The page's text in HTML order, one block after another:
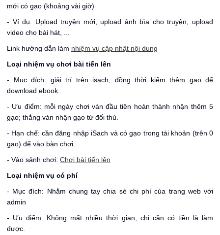
mới có gạo (khoảng vài giờ)
- Ví dụ: Upload truyện mới, upload ảnh bìa cho truyện, upload
video cho bài hát, ...
Link hướng dẫn làm nhiệm vụ cập nhật nội dung
Loại nhiệm vụ chơi bài tiến lên
- Mục đích: giải trí trên isach, đồng thời kiếm thêm gạo để
download ebook.
- Ưu điểm: mỗi ngày chơi ván đầu tiên hoàn thành nhận thêm 5
gạo; thắng ván nhận gạo từ đối thủ.
- Hạn chế: cần đăng nhập iSach và có gạo trong tài khoản (trên 0
gạo) để vào bàn chơi.
- Vào sảnh chơi: Chơi bài tiến lên
Loại nhiệm vụ có phí
- Mục đích: Nhằm chung tay chia sẻ chi phí của trang web với
admin
- Ưu điểm: Không mất nhiều thời gian, chỉ cần có tiền là làm
được.